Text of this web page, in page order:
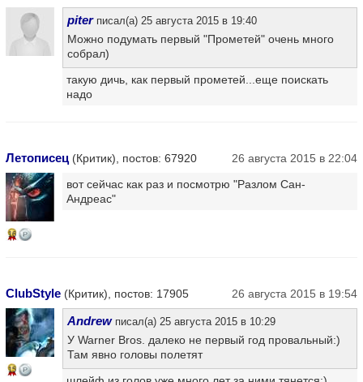
piterписал(а) 25 августа 2015 в 19:40
Можно подумать первый "Прометей" очень много
собрал)
такую дичь, как первый прометей...еще поискать
надо
Летописец (Критик), постов: 67920 26 августа 2015 в 22:04
16
вот сейчас как раз и посмотрю "Разлом Сан-
Андреас"
ClubStyle (Критик), постов: 17905 26 августа 2015 в 19:54
15
Andrewписал(а) 25 августа 2015 в 10:29
У Warner Bros. далеко не первый год провальный:)
Там явно головы полетят